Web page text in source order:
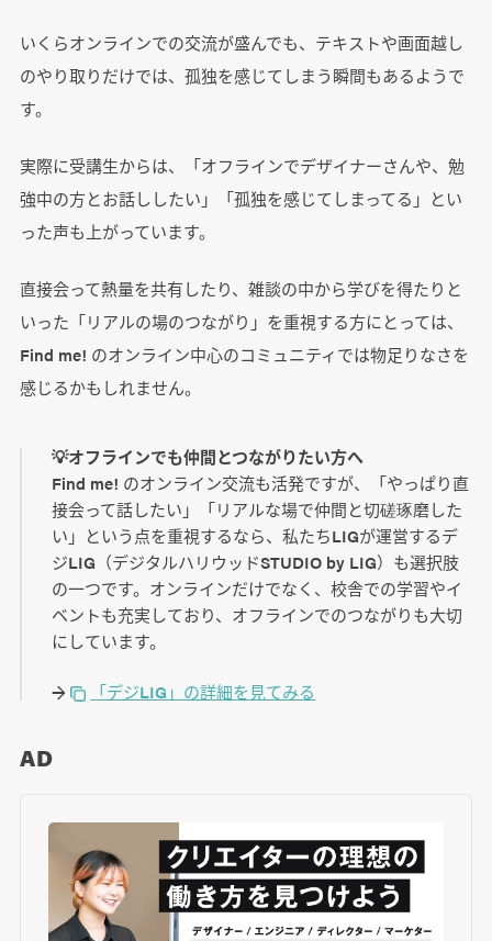
いくらオンラインでの交流が盛んでも、テキストや画面越し
のやり取りだけでは、孤独を感じてしまう瞬間もあるようで
す。
実際に受講生からは、「オフラインでデザイナーさんや、勉
強中の方とお話ししたい」「孤独を感じてしまってる」とい
った声も上がっています。
直接会って熱量を共有したり、雑談の中から学びを得たりと
いった「リアルの場のつながり」を重視する方にとっては、
Find me! のオンライン中心のコミュニティでは物足りなさを
感じるかもしれません。
💡オフラインでも仲間とつながりたい方へ
Find me! のオンライン交流も活発ですが、「やっぱり直
接会って話したい」「リアルな場で仲間と切磋琢磨した
い」という点を重視するなら、私たちLIGが運営するデ
ジLIG（デジタルハリウッドSTUDIO by LIG）も選択肢
の一つです。オンラインだけでなく、校舎での学習やイ
ベントも充実しており、オフラインでのつながりも大切
にしています。
→ 「デジLIG」の詳細を見てみる
AD